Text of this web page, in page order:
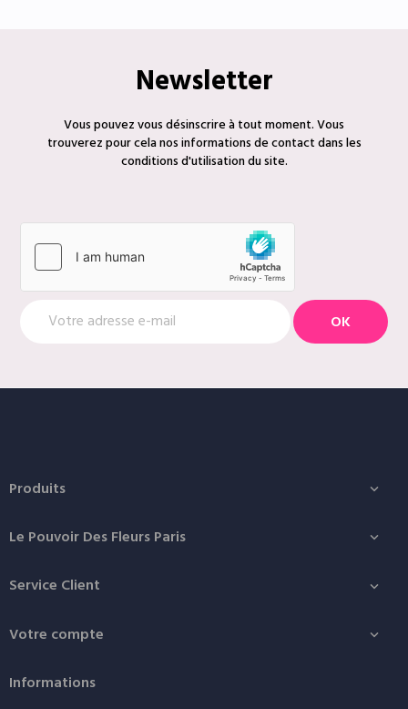
Newsletter
Vous pouvez vous désinscrire à tout moment. Vous
trouverez pour cela nos informations de contact dans les
conditions d'utilisation du site.
Produits 
Le Pouvoir Des Fleurs Paris 
Service Client 
Votre compte 
Informations